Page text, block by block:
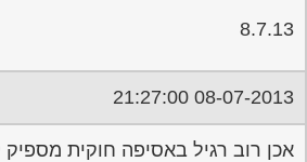
8.7.13
08-07-2013 21:27:00
אכן רוב רגיל באסיפה חוקית